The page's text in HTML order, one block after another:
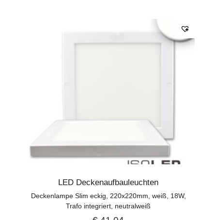
LED Deckenaufbauleuchten
Deckenlampe Slim eckig, 220x220mm, weiß, 18W,
Trafo integriert, neutralweiß